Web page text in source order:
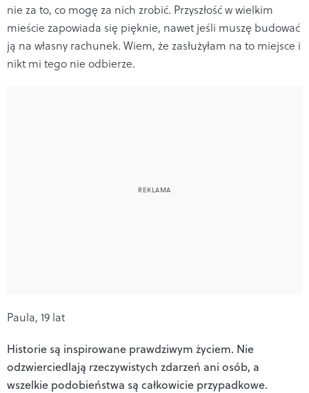
nie za to, co mogę za nich zrobić. Przyszłość w wielkim
mieście zapowiada się pięknie, nawet jeśli muszę budować
ją na własny rachunek. Wiem, że zasłużyłam na to miejsce i
nikt mi tego nie odbierze.
Paula, 19 lat
Historie są inspirowane prawdziwym życiem. Nie
odzwierciedlają rzeczywistych zdarzeń ani osób, a
wszelkie podobieństwa są całkowicie przypadkowe.